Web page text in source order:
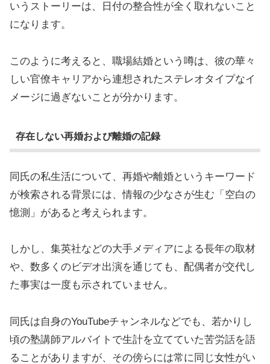
いうストーリーは、日付の整合性が全く取れないこと
になります。
このように考えると、職場結婚という噂は、彼の華々
しい官僚キャリアから連想されたステレオタイプなイ
メージに過ぎないことが分かります。
存在しない再婚および離婚の記録
同氏の私生活について、再婚や離婚というキーワード
が検索される背景には、情報の少なさが生む「空白の
憶測」があると考えられます。
しかし、集英社などの大手メディアによる長年の取材
や、数多くのビデオ出演を通じても、配偶者が交代し
た事実は一度も示されていません。
同氏は自身のYouTubeチャンネルなどでも、若かりし
頃の塾講師アルバイトで生計を立てていた苦労話を語
ることがありますが、その傍らには常に同じ女性がい